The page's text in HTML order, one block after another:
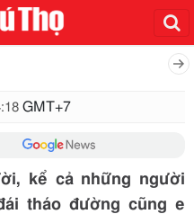
GMT+7
kể cả những người
tháo đường cũng e